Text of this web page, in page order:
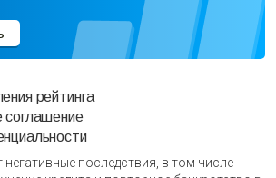
рейтинга
соглашение
негативные последствия, в том числе